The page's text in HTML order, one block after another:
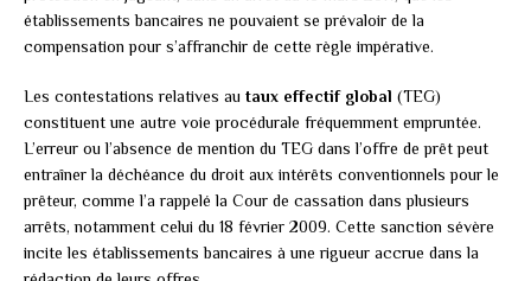
établissements bancaires ne pouvaient se prévaloir de la
compensation pour s’affranchir de cette règle impérative.
Les contestations relatives au taux effectif global (TEG)
constituent une autre voie procédurale fréquemment empruntée.
L’erreur ou l’absence de mention du TEG dans l’offre de prêt peut
entraîner la déchéance du droit aux intérêts conventionnels pour le
prêteur, comme l’a rappelé la Cour de cassation dans plusieurs
arrêts, notamment celui du 18 février 2009. Cette sanction sévère
incite les établissements bancaires à une rigueur accrue dans la